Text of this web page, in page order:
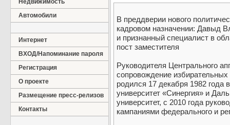
Недвижимость
Автомобили
Интернет
ВХОД/Напоминание пароля
Регистрация
О проекте
Размещение пресс-релизов
Контакты
В преддверии нового
кадровом назначении: Давыд
и признанный специалист в
пост заместителя
Руководителя Центрального
сопровождение
родился 17 декабря 1982 года
университет «Синергия» и
университет, с 2010 года
кампаниями федерального и